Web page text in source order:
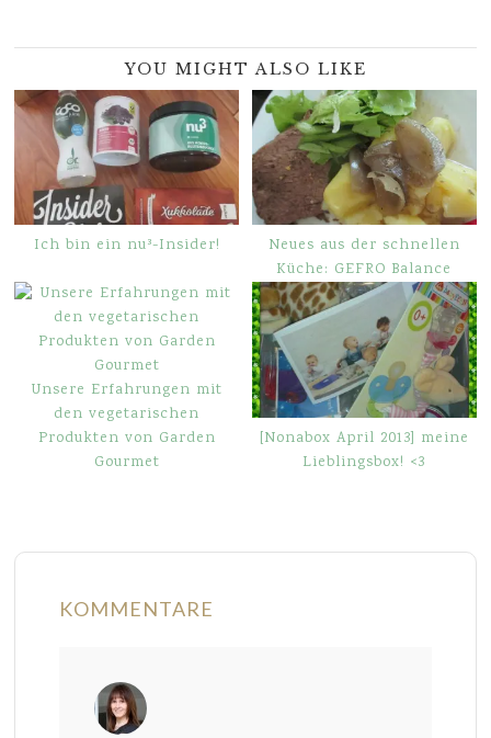
YOU MIGHT ALSO LIKE
Ich bin ein nu³-Insider!
Neues aus der schnellen
Küche: GEFRO Balance
Unsere Erfahrungen mit
den vegetarischen
Produkten von Garden
Gourmet
[Nonabox April 2013] meine
Lieblingsbox! <3
KOMMENTARE